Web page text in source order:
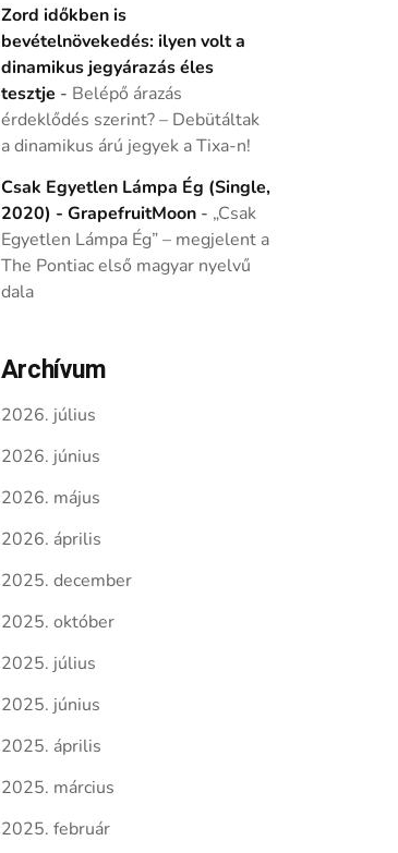
Zord időkben is
bevételnövekedés: ilyen volt a
dinamikus jegyárazás éles
tesztje - Belépő árazás
érdeklődés szerint? – Debütáltak
a dinamikus árú jegyek a Tixa-n!
Csak Egyetlen Lámpa Ég (Single,
2020) - GrapefruitMoon- „Csak
Egyetlen Lámpa Ég” – megjelent a
The Pontiac első magyar nyelvű
dala
Archívum
2026. július
2026. június
2026. május
2026. április
2025. december
2025. október
2025. július
2025. június
2025. április
2025. március
2025. február